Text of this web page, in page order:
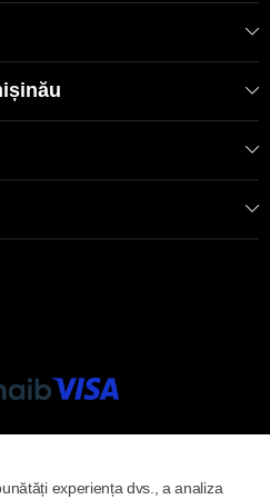
experiența dvs., a analiza